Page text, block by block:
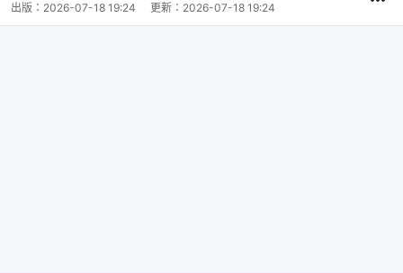
出版： 2026-07-18 19:24 更新： 2026-07-18 19:24